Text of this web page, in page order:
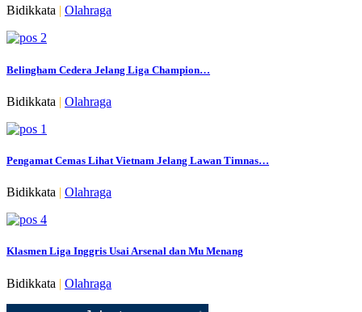
Bidikkata Olahraga
Belingham Cedera Jelang Liga Champion…
Bidikkata | Olahraga
Pengamat Cemas Lihat Vietnam Jelang Lawan Timnas…
Bidikkata | Olahraga
Klasmen Liga Inggris Usai Arsenal dan Mu Menang
Bidikkata | Olahraga